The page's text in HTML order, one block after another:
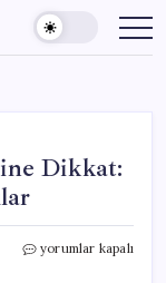
Dikkat:
Gıdalardaki
yorumlar kapalı